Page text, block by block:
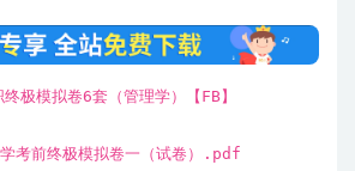
极模拟卷6套（管理学）【FB】
终极模拟卷一（试卷）.pdf